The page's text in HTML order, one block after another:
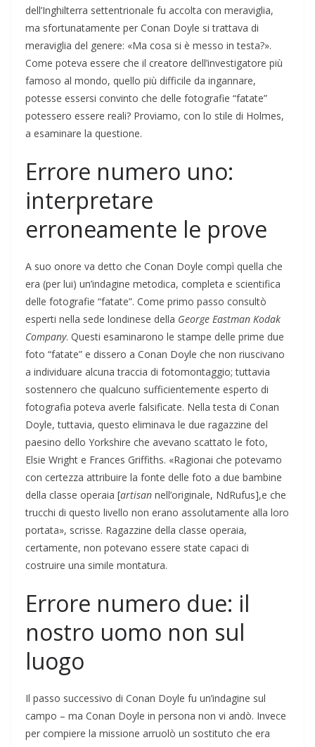
dell’Inghilterra settentrionale fu accolta con meraviglia,
ma sfortunatamente per Conan Doyle si trattava di
meraviglia del genere: «Ma cosa si è messo in testa?».
Come poteva essere che il creatore dell’investigatore più
famoso al mondo, quello più difficile da ingannare,
potesse essersi convinto che delle fotografie “fatate”
potessero essere reali? Proviamo, con lo stile di Holmes,
a esaminare la questione.
Errore numero uno:
interpretare
erroneamente le prove
A suo onore va detto che Conan Doyle compì quella che
era (per lui) un’indagine metodica, completa e scientifica
delle fotografie “fatate”. Come primo passo consultò
esperti nella sede londinese della George Eastman Kodak
Company. Questi esaminarono le stampe delle prime due
foto “fatate” e dissero a Conan Doyle che non riuscivano
a individuare alcuna traccia di fotomontaggio; tuttavia
sostennero che qualcuno sufficientemente esperto di
fotografia poteva averle falsificate. Nella testa di Conan
Doyle, tuttavia, questo eliminava le due ragazzine del
paesino dello Yorkshire che avevano scattato le foto,
Elsie Wright e Frances Griffiths. «Ragionai che potevamo
con certezza attribuire la fonte delle foto a due bambine
della classe operaia [artisan nell’originale, NdRufus],e che
trucchi di questo livello non erano assolutamente alla loro
portata», scrisse. Ragazzine della classe operaia,
certamente, non potevano essere state capaci di
costruire una simile montatura.
Errore numero due: il
nostro uomo non sul
luogo
Il passo successivo di Conan Doyle fu un’indagine sul
campo – ma Conan Doyle in persona non vi andò. Invece
per compiere la missione arruolò un sostituto che era